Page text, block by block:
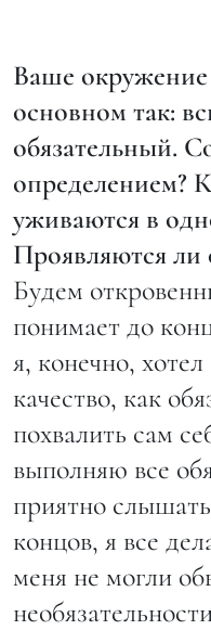
Ваше окружение
основном так:
обязательный.
определением?
уживаются в
Проявляются ли
Будем
понимает до
я, конечно,
качество, как
похвалить сам
выполняю все
приятно
концов, я все
меня не могли